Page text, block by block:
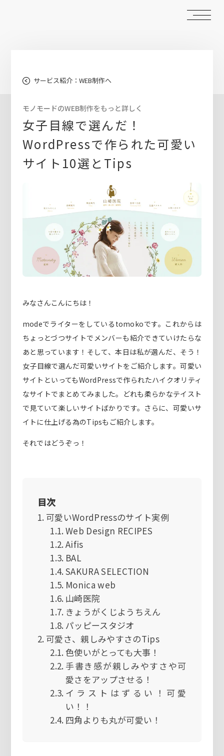
サービス紹介：WEB制作へ
モノモードのWEB制作をもっと詳しく
女子目線で選んだ！
WordPressで作られた可愛い
サイト10選とTips
みなさんこんにちは！
modeでライターをしているtomokoです。これからは
ちょっとづつサイトでメンバーも紹介できていけたらな
あと思っています！そして、本日は私が選んだ、そう！
女子目線で選んだ可愛いサイトをご紹介します。可愛い
サイトといってもWordPressで作られたハイクオリティ
なサイトでまとめてみました。どれも柔らかなテイスト
で見ていて楽しいサイトばかりです。さらに、可愛いサ
イトに仕上げる為のTipsもご紹介します。
それではどうぞっ！
目次
可愛いWordPressのサイト実例
Web Design RECIPES
Aifis
BAL
SAKURA SELECTION
Monica web
山崎医院
きょうがくじようちえん
パッピースタジオ
可愛さ、親しみやすさのTips
色使いがとっても大事！
手書き感が親しみやすさや可
愛さをアップさせる！
イラストはずるい！可愛
い！！
四角よりも丸が可愛い！